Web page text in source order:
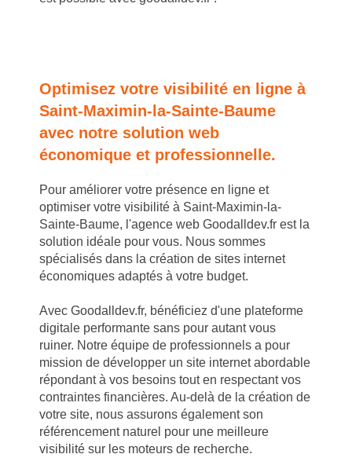
Optimisez votre visibilité en ligne à
Saint-Maximin-la-Sainte-Baume
avec notre solution web
économique et professionnelle.
Pour améliorer votre présence en ligne et
optimiser votre visibilité à Saint-Maximin-la-
Sainte-Baume, l'agence web Goodalldev.fr est la
solution idéale pour vous. Nous sommes
spécialisés dans la création de sites internet
économiques adaptés à votre budget.
Avec Goodalldev.fr, bénéficiez d'une plateforme
digitale performante sans pour autant vous
ruiner. Notre équipe de professionnels a pour
mission de développer un site internet abordable
répondant à vos besoins tout en respectant vos
contraintes financières. Au-delà de la création de
votre site, nous assurons également son
référencement naturel pour une meilleure
visibilité sur les moteurs de recherche.